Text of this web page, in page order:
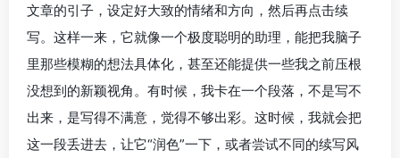
文章的引子，设定好大致的情绪和方向，然后再点击续
写。这样一来，它就像一个极度聪明的助理，能把我脑子
里那些模糊的想法具体化，甚至还能提供一些我之前压根
没想到的新颖视角。有时候，我卡在一个段落，不是写不
出来，是写得不满意，觉得不够出彩。这时候，我就会把
这一段丢进去，让它“润色”一下，或者尝试不同的续写风